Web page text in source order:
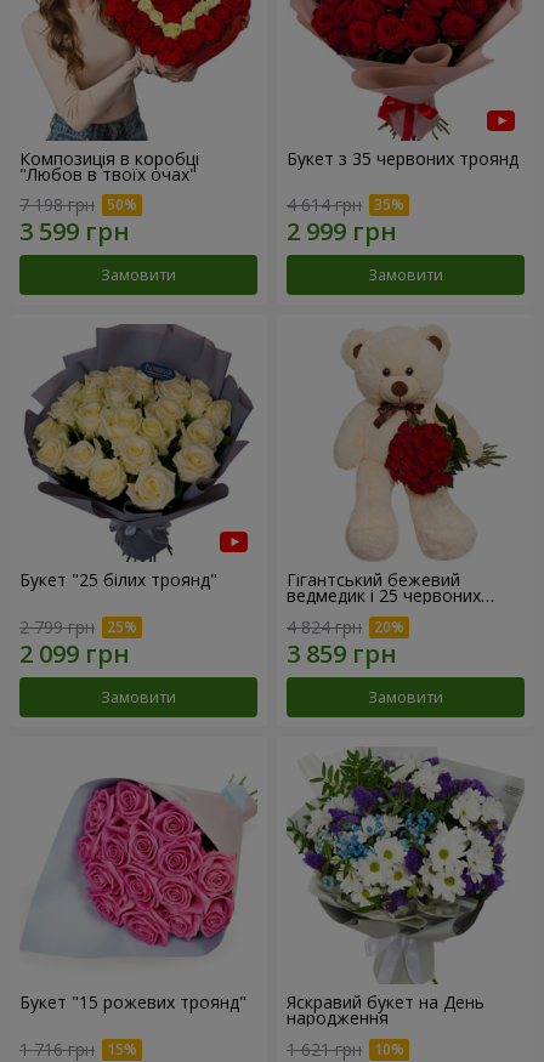
Композиція в коробці
"Любов в твоїх очах"
7 198 грн
Замовити
Букет з 35 червоних троянд
4 614 грн
Замовити
Букет "25 білих троянд"
2 799 грн
Замовити
Гігантський бежевий
ведмедик і 25 червоних
троянд
4 824 грн
Замовити
Букет "15 рожевих троянд"
1 716 грн
Яскравий букет на День
народження
1 621 грн